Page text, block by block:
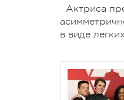
Актриса
в виде